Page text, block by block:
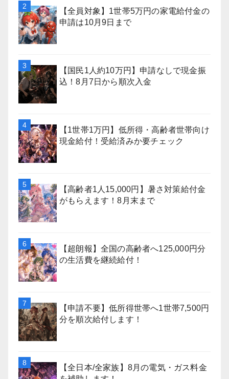
【全員対象】1世帯5万円の家電給付金の
申請は10月9日まで
【国民1人約10万円】申請なしで現金振
込！8月7日から順次入金
【1世帯1万円】低所得・高齢者世帯向け
現金給付！受給済みか要チェック
【高齢者1人15,000円】暑さ対策給付金
がもらえます！8月末まで
【超朗報】全国の高齢者へ125,000円分
の生活費を継続給付！
【申請不要】低所得世帯へ1世帯7,500円
分を順次給付します！
【全日本/全家族】8月の電気・ガス料金